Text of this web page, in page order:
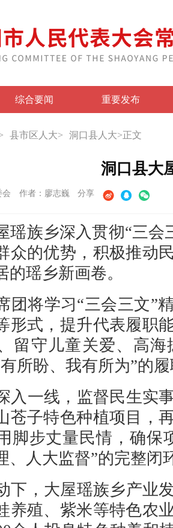
综合要闻 重要发布
县市区人大> 洞口县人大>正文
洞口县大
会 作者：廖志巍 分享
瑶族乡深入贯彻“三
众的优势，积极推动
瑶乡新画卷。
团将学习“三会三文”
形式，提升代表履职
留守儿童关爱、高
所盼、我有所为”的
入一线，监督民生实
苍子特色种植项目，
脚步丈量民情，确保
、人大监督”的完整闭
下，大屋瑶族乡产业
养殖、紫米等特色农